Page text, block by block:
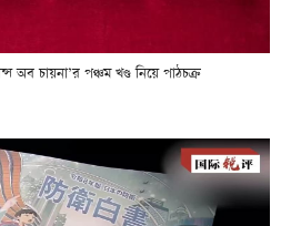
অব চায়না’র পঞ্চম খণ্ড নিয়ে পাঠচক্র